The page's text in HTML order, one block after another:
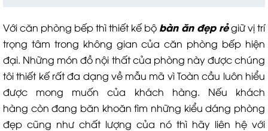
Với căn phòng bếp thì thiết kế bộ bàn ăn đẹp rẻgiữ vị trí
trọng tâm trong không gian của căn phòng bếp hiện
đại. Những món đồ nội thất của phòng này được chúng
tôi thiết kế rất đa dạng về mẫu mã vì Toàn cầu luôn hiểu
được mong muốn của khách hàng. Nếu khách
hàng còn đang băn khoăn tìm những kiểu dáng phòng
đẹp cũng như chất lượng của nó thì hãy liên hệ với